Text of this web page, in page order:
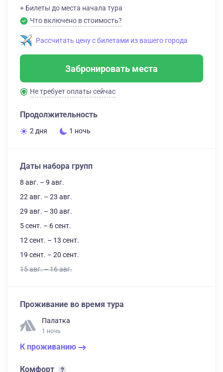
+ Билеты до места начала тура
Что включено в стоимость?
Рассчитать цену с билетами из вашего города
Забронировать места
Не требует оплаты сейчас
Продолжительность
2 дня 1 ночь
Даты набора групп
8 авг. – 9 авг.
22 авг. – 23 авг.
29 авг. – 30 авг.
5 сент. – 6 сент.
12 сент. – 13 сент.
19 сент. – 20 сент.
15 авг. – 16 авг.
Проживание во время тура
Палатка
1 ночь
К проживанию
Комфорт